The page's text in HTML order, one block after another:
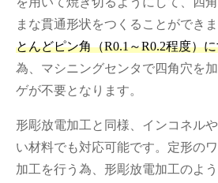
まな貫通形状をつくることができま
とんどピン角（R0.1～R0.2程度）
為、マシニングセンタで四角穴を
ゲが不要となります。
形彫放電加工と同様、インコネル
い材料でも対応可能です。定形の
加工を行う為、形彫放電加工のよ